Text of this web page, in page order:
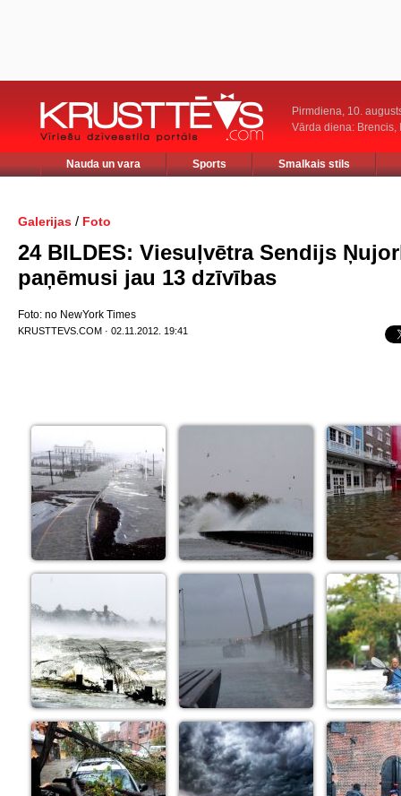
Pirmdiena, 10.
Vārda diena: Brencis,
Nauda un vara Sports Smalkais stils
Galerijas / Foto
24 BILDES: Viesuļvētra Sendijs
paņēmusi jau 13 dzīvības
Foto: no NewYork Times
KRUSTTEVS.COM · 02.11.2012. 19:41